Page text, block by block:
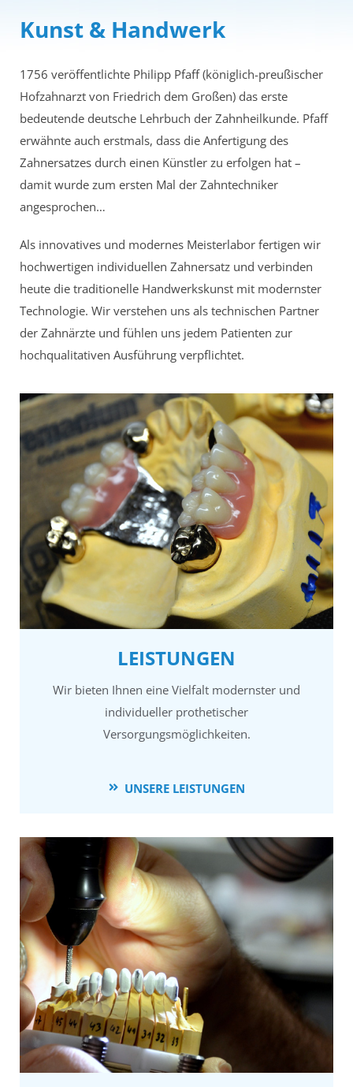
Kunst & Handwerk
1756 veröffentlichte Philipp Pfaff (königlich-preußischer
Hofzahnarzt von Friedrich dem Großen) das erste
bedeutende deutsche Lehrbuch der Zahnheilkunde. Pfaff
erwähnte auch erstmals, dass die Anfertigung des
Zahnersatzes durch einen Künstler zu erfolgen hat –
damit wurde zum ersten Mal der Zahntechniker
angesprochen…
Als innovatives und modernes Meisterlabor fertigen wir
hochwertigen individuellen Zahnersatz und verbinden
heute die traditionelle Handwerkskunst mit modernster
Technologie. Wir verstehen uns als technischen Partner
der Zahnärzte und fühlen uns jedem Patienten zur
hochqualitativen Ausführung verpflichtet.
LEISTUNGEN
Wir bieten Ihnen eine Vielfalt modernster und
individueller prothetischer
Versorgungsmöglichkeiten.
UNSERE LEISTUNGEN